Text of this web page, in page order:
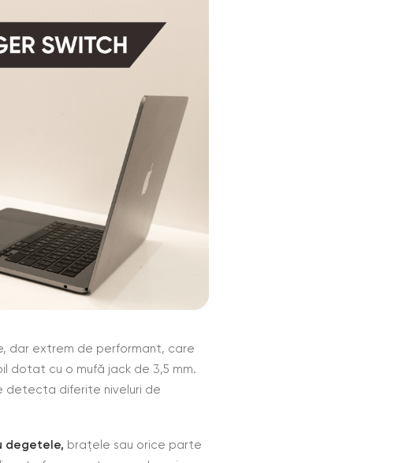
dar extrem de performant, care
dotat cu o mufă jack de 3,5 mm.
detecta diferite niveluri de
degetele, brațele sau orice parte